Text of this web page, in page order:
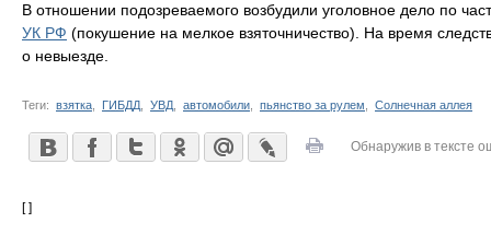
В отношении подозреваемого возбудили уголовное дело по
УК РФ (покушение на мелкое взяточничество). На время
о невыезде.
Теги: взятка ГИБДД УВД автомобили пьянство за рулем Солнечная аллея
Обнаружив в тексте
[ ]